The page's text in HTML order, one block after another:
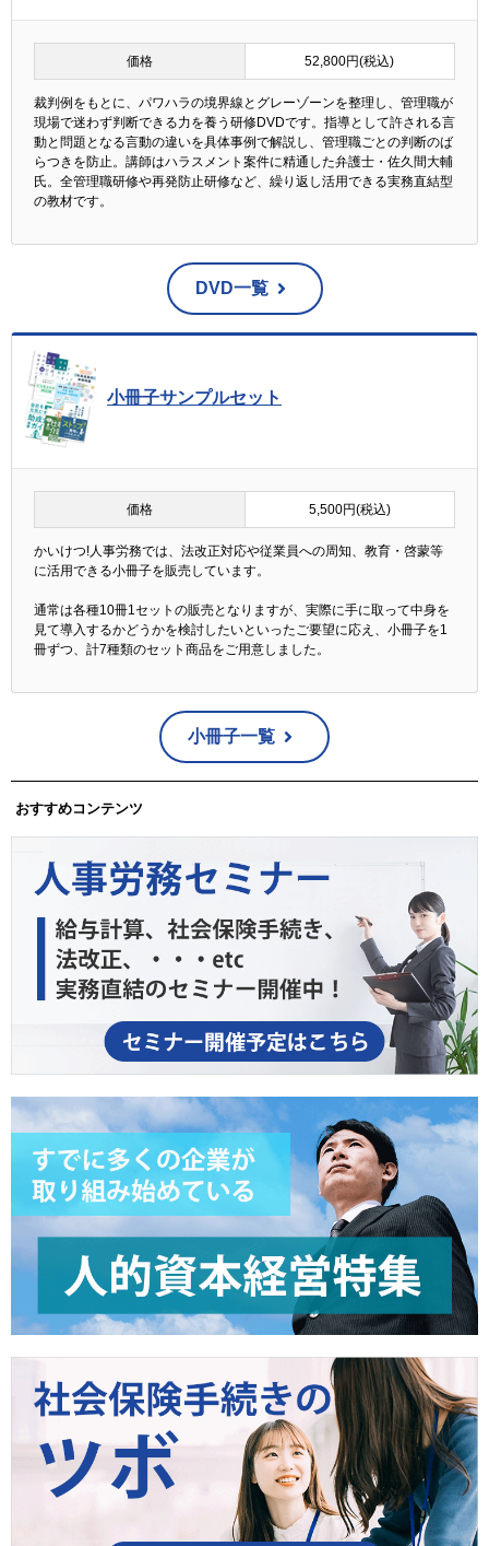
価格 52,800円(税込)
裁判例をもとに、パワハラの境界線とグレーゾーンを整理し、管理職が
現場で迷わず判断できる力を養う研修DVDです。指導として許される言
動と問題となる言動の違いを具体事例で解説し、管理職ごとの判断のば
らつきを防止。講師はハラスメント案件に精通した弁護士・佐久間大輔
氏。全管理職研修や再発防止研修など、繰り返し活用できる実務直結型
の教材です。
DVD一覧
小冊子サンプルセット
価格 5,500円(税込)
かいけつ!人事労務では、法改正対応や従業員への周知、教育・啓蒙等
に活用できる小冊子を販売しています。
通常は各種10冊1セットの販売となりますが、実際に手に取って中身を
見て導入するかどうかを検討したいといったご要望に応え、小冊子を1
冊ずつ、計7種類のセット商品をご用意しました。
小冊子一覧
おすすめコンテンツ